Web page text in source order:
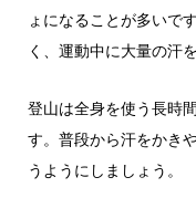
ょになることが多いで
く、運動中に大量の汗
登山は全身を使う長時
す。普段から汗をかき
うようにしましょう。